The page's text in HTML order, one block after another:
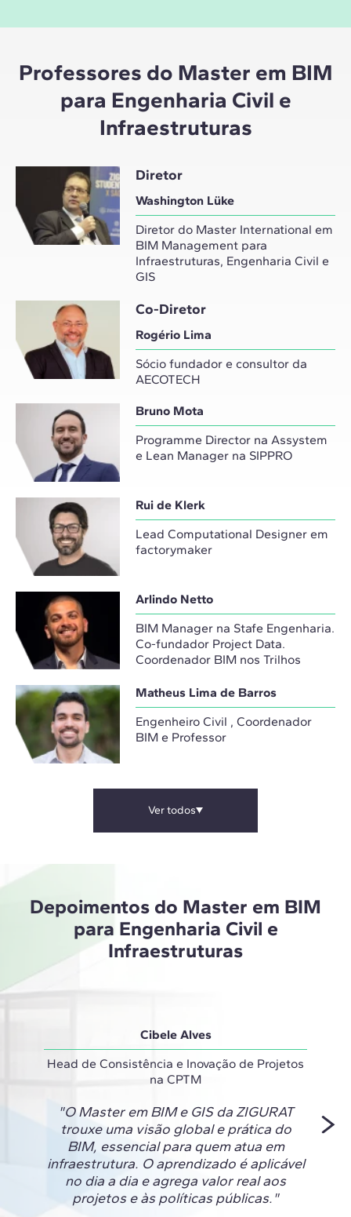
Professores do Master em BIM
para Engenharia Civil e
Infraestruturas
Diretor
Washington Lüke
Diretor do Master International em
BIM Management para
Infraestruturas, Engenharia Civil e
GIS
Co-Diretor
Rogério Lima
Sócio fundador e consultor da
AECOTECH
Bruno Mota
Programme Director na Assystem
e Lean Manager na SIPPRO
Rui de Klerk
Lead Computational Designer em
factorymaker
Arlindo Netto
BIM Manager na Stafe Engenharia.
Co-fundador Project Data.
Coordenador BIM nos Trilhos
Matheus Lima de Barros
Engenheiro Civil , Coordenador
BIM e Professor
Ver todos
Depoimentos do Master em BIM
para Engenharia Civil e
Infraestruturas
Cibele Alves
Head de Consistência e Inovação de Projetos
na CPTM
"O Master em BIM e GIS da ZIGURAT
trouxe uma visão global e prática do
BIM, essencial para quem atua em
infraestrutura. O aprendizado é aplicável
no dia a dia e agrega valor real aos
projetos e às políticas públicas."